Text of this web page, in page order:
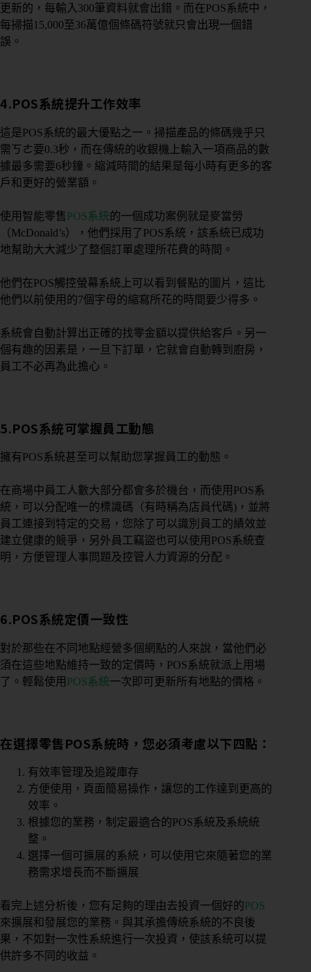
更新的，每輸入300筆資料就會出錯。而在POS系統中，
每掃描15,000至36萬億個條碼符號就只會出現一個錯
誤。
4.POS系統提升工作效率
這是POS系統的最大優點之一。掃描產品的條碼幾乎只
需ㄎㄜ要0.3秒，而在傳統的收銀機上輸入一項商品的數
據最多需要6秒鐘。縮減時間的結果是每小時有更多的客
戶和更好的營業額。
使用智能零售POS系統的一個成功案例就是麥當勞
（McDonald’s），他們採用了POS系統，該系統已成功
地幫助大大減少了整個訂單處理所花費的時間。
他們在POS觸控螢幕系統上可以看到餐點的圖片，這比
他們以前使用的7個字母的縮寫所花的時間要少得多。
系統會自動計算出正確的找零金額以提供給客戶。另一
個有趣的因素是，一旦下訂單，它就會自動轉到廚房，
員工不必再為此擔心。
5.POS系統可掌握員工動態
擁有POS系統甚至可以幫助您掌握員工的動態。
在商場中員工人數大部分都會多於機台，而使用POS系
統，可以分配唯一的標識碼（有時稱為店員代碼)，並將
員工連接到特定的交易，您除了可以識別員工的績效並
建立健康的競爭，另外員工竊盜也可以使用POS系統查
明，方便管理人事問題及控管人力資源的分配。
6.POS系統定價一致性
對於那些在不同地點經營多個網點的人來說，當他們必
須在這些地點維持一致的定價時，POS系統就派上用場
了。輕鬆使用 POS系統一次即可更新所有地點的價格。
在選擇零售POS系統時，您必須考慮以下四點：
有效率管理及追蹤庫存
方便使用，頁面簡易操作，讓您的工作達到更高的
效率。
根據您的業務，制定最適合的POS系統及系統統
整。
選擇一個可擴展的系統，可以使用它來隨著您的業
務需求增長而不斷擴展
看完上述分析後，您有足夠的理由去投資一個好的POS
來擴展和發展您的業務。與其承擔傳統系統的不良後
果，不如對一次性系統進行一次投資，使該系統可以提
供許多不同的收益。